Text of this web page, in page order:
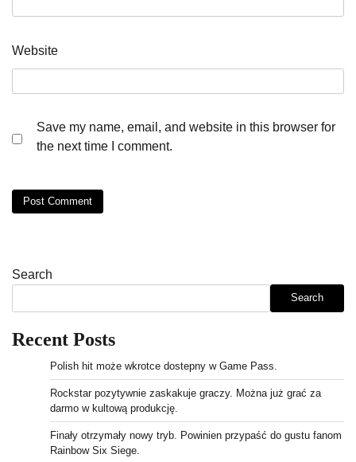
Website
Save my name, email, and website in this browser for
the next time I comment.
Search
Search
Recent Posts
Polish hit może wkrotce dostepny w Game Pass.
Rockstar pozytywnie zaskakuje graczy. Można już grać za
darmo w kultową produkcję.
Finały otrzymały nowy tryb. Powinien przypaść do gustu fanom
Rainbow Six Siege.